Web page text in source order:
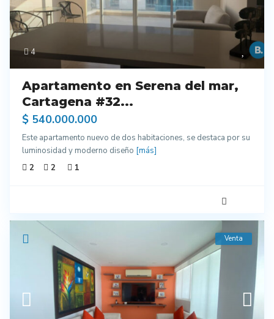
4
Apartamento en Serena del mar,
Cartagena #32...
$ 540.000.000
Este apartamento nuevo de dos habitaciones, se destaca por su
luminosidad y moderno diseño [más]
2
2 1
Venta